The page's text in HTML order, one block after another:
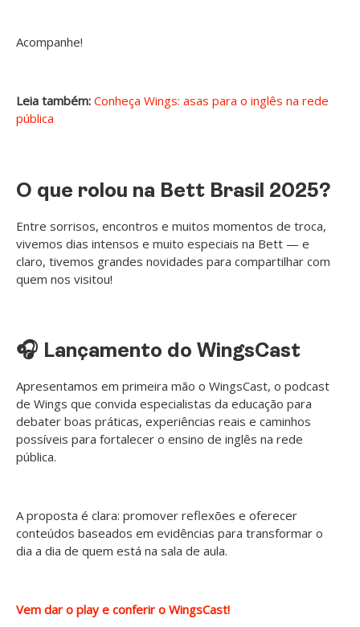
Acompanhe!
Leia também: Conheça Wings: asas para o inglês na rede
pública
O que rolou na Bett Brasil 2025?
Entre sorrisos, encontros e muitos momentos de troca,
vivemos dias intensos e muito especiais na Bett — e
claro, tivemos grandes novidades para compartilhar com
quem nos visitou!
🎧 Lançamento do WingsCast
Apresentamos em primeira mão o WingsCast, o podcast
de Wings que convida especialistas da educação para
debater boas práticas, experiências reais e caminhos
possíveis para fortalecer o ensino de inglês na rede
pública.
A proposta é clara: promover reflexões e oferecer
conteúdos baseados em evidências para transformar o
dia a dia de quem está na sala de aula.
Vem dar o play e conferir o WingsCast!